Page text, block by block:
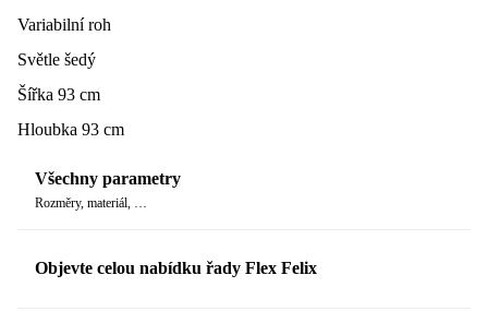
Variabilní roh
Světle šedý
Šířka 93 cm
Hloubka 93 cm
Všechny parametry
Rozměry, materiál, …
Objevte celou nabídku řady Flex Felix